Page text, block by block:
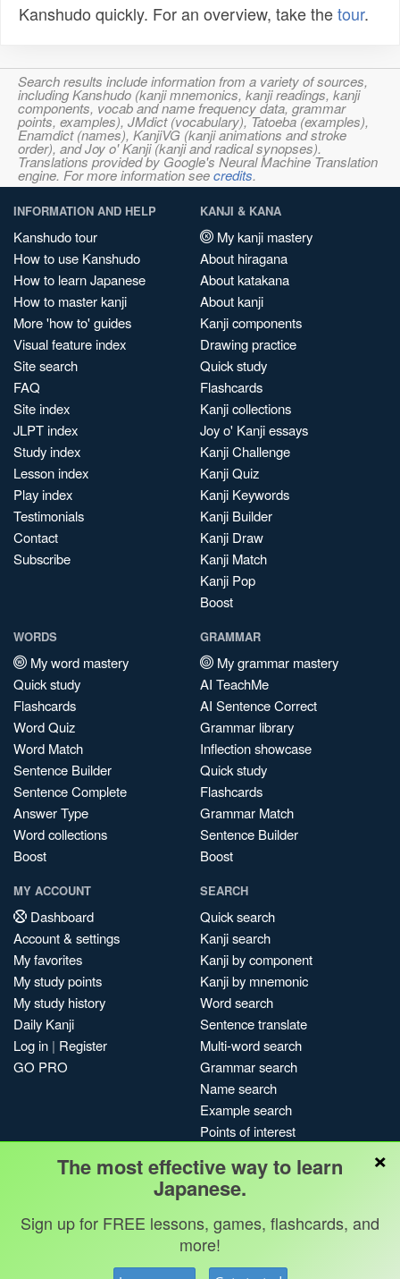
Kanshudo quickly. For an overview, take thetour.
Search results include information from a variety of sources,
including Kanshudo (kanji mnemonics, kanji readings, kanji
components, vocab and name frequency data, grammar
points, examples), JMdict (vocabulary), Tatoeba (examples),
Enamdict (names), KanjiVG (kanji animations and stroke
order), and Joy o' Kanji (kanji and radical synopses).
Translations provided by Google's Neural Machine Translation
engine. For more information seecredits.
INFORMATION AND HELP
Kanshudo tour
How to use Kanshudo
How to learn Japanese
How to master kanji
More 'how to' guides
Visual feature index
Site search
FAQ
Site index
JLPT index
Study index
Lesson index
Play index
Testimonials
Contact
Subscribe
KANJI & KANA
My kanji mastery
About hiragana
About katakana
About kanji
Kanji components
Drawing practice
Quick study
Flashcards
Kanji collections
Joy o' Kanji essays
Kanji Challenge
Kanji Quiz
Kanji Keywords
Kanji Builder
Kanji Draw
Kanji Match
Kanji Pop
Boost
WORDS
My word mastery
Quick study
Flashcards
Word Quiz
Word Match
Sentence Builder
Sentence Complete
Answer Type
Word collections
Boost
GRAMMAR
My grammar mastery
AI TeachMe
AI Sentence Correct
Grammar library
Inflection showcase
Quick study
Flashcards
Grammar Match
Sentence Builder
Boost
MY ACCOUNT
Dashboard
Account & settings
My favorites
My study points
My study history
Daily Kanji
Log in | Register
GO PRO
SEARCH
Quick search
Kanji search
Kanji by component
Kanji by mnemonic
Word search
Sentence translate
Multi-word search
Grammar search
Name search
Example search
Points of interest
My search history
Search index
Blog
Jobs & opportunities Privacy Credits
Copyright ©
×
The most effective way to learn
Japanese.
Sign up for FREE lessons, games, flashcards, and
more!